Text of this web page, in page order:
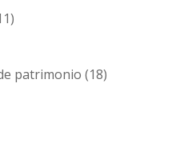
patrimonio (18)